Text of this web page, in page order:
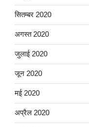
सितम्बर 2020
अगस्त 2020
जुलाई 2020
जून 2020
मई 2020
अप्रैल 2020